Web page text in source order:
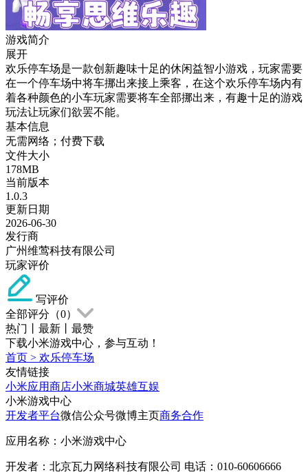
游戏简介
展开
欢乐停车场是一款创新趣味十足的休闲益智小游戏，玩家需要
在一个停车场中将车挪出来接上乘客，在这个欢乐停车场内有
着各种颜色的小车玩家需要将车全部挪出来，有趣十足的游戏
玩法让玩家们欲罢不能。
基本信息
无需网络；付费下载
文件大小
178MB
当前版本
1.0.3
更新日期
2026-06-30
发行商
广州维莺科技有限公司
玩家评价
写评价
全部评分（0）
热门
最新
最赞
下载小米游戏中心，参与互动！
首页 > 欢乐停车场
友情链接
小米应用商店小米商城英雄互娱
小米游戏中心
开发者平台微信公众号微博主页商务合作
应用名称：小米游戏中心
开发者：北京瓦力网络科技有限公司 电话：010-60606666